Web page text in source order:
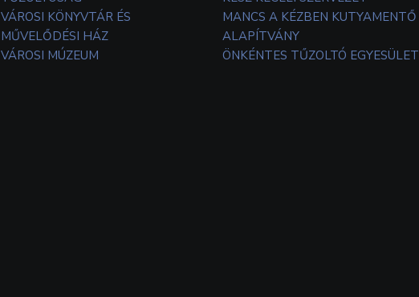
VÁROSI KÖNYVTÁR ÉS
MŰVELŐDÉSI HÁZ
VÁROSI MÚZEUM
MANCS A KÉZBEN KUTYAMENTŐ
ALAPÍTVÁNY
ÖNKÉNTES TŰZOLTÓ EGYESÜLET